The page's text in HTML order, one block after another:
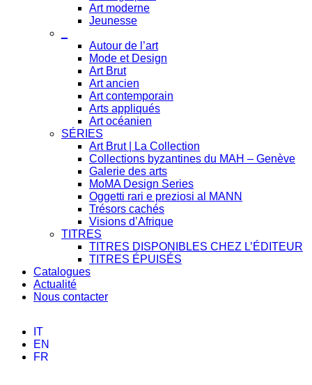
Art moderne
Jeunesse
Autour de l’art
Mode et Design
Art Brut
Art ancien
Art contemporain
Arts appliqués
Art océanien
SÉRIES
Art Brut | La Collection
Collections byzantines du MAH – Genève
Galerie des arts
MoMA Design Series
Oggetti rari e preziosi al MANN
Trésors cachés
Visions d’Afrique
TITRES
TITRES DISPONIBLES CHEZ L’ÉDITEUR
TITRES ÉPUISÉS
Catalogues
Actualité
Nous contacter
IT
EN
FR